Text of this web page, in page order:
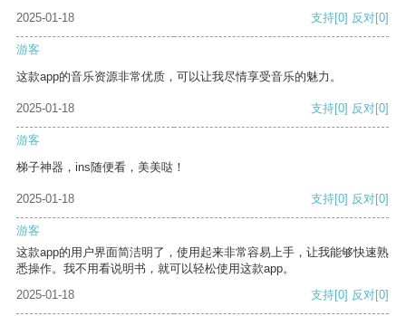
2025-01-18
支持[0] 反对[0]
游客
这款app的音乐资源非常优质，可以让我尽情享受音乐的魅力。
2025-01-18 支持[0] 反对[0]
游客
梯子神器，ins随便看，美美哒！
2025-01-18 支持[0] 反对[0]
游客
这款app的用户界面简洁明了，使用起来非常容易上手，让我能够快速熟
悉操作。我不用看说明书，就可以轻松使用这款app。
2025-01-18
支持[0] 反对[0]